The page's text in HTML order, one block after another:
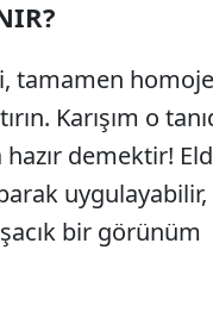
tamamen
Karışım o
demektir!
uygulayabilir,
bir görünüm